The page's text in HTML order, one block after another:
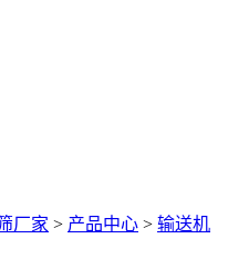
厂家 > 产品中心 > 输送机